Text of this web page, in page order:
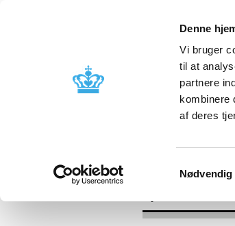
Denne
Vi bruger
til at
partnere
kombinere
af deres
Nødvendig
Godkendelse og